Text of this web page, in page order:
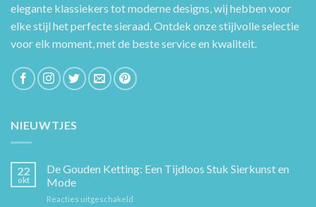
elegante klassiekers tot moderne designs, wij hebben voor
elke stijl het perfecte sieraad. Ontdek onze stijlvolle selectie
voor elk moment, met de beste service en kwaliteit.
NIEUWTJES
22
okt
De Gouden Ketting: Een Tijdloos Stuk Sierkunst en
Mode
Reacties uitgeschakeld